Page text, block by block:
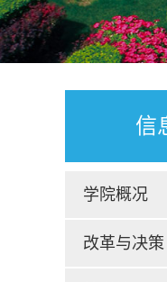
信
学院概况
改革与决策